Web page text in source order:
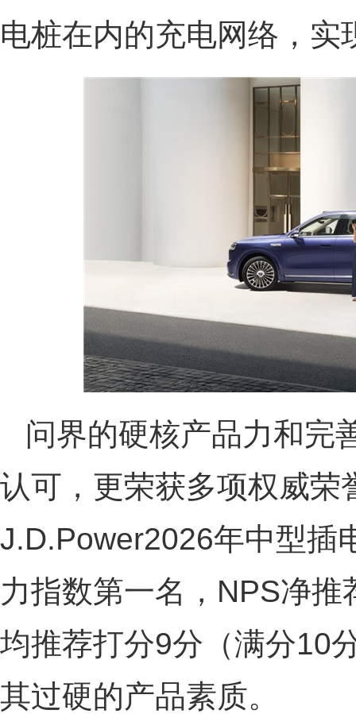
电桩在内的充电网络，实
问界的硬核产品力和完
认可，更荣获多项权威荣
J.D.Power2026年中型插
力指数第一名，NPS净
均推荐打分9分（满分10
其过硬的产品素质。